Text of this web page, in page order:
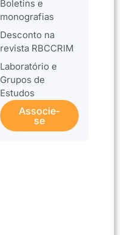
Boletins e
monografias
Desconto na
revista RBCCRIM
Laboratório e
Grupos de
Estudos
Associe-
se